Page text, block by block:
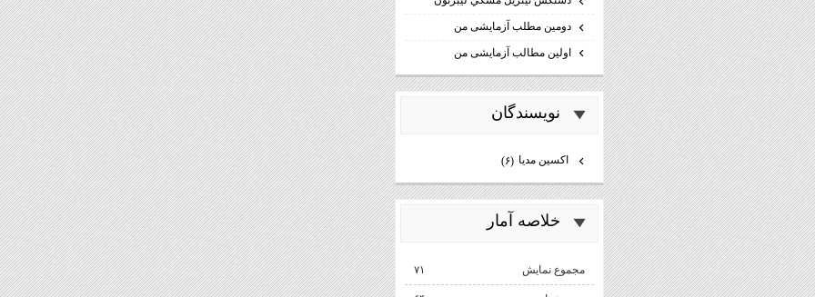
دومین مطلب آزمایشی من
اولین مطالب آزمایشی من
نويسندگان
اكسين مديا (۶)
خلاصه آمار
مجموع نمایش‌ ۷۱